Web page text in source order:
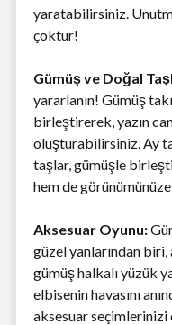
yaratabilirsiniz.
çoktur!
Gümüş ve Doğal
yararlanın! Gümüş
birleştirerek, yazın
oluşturabilirsiniz. Ay
taşlar, gümüşle
hem de
Aksesuar Oyunu:
güzel yanlarından
gümüş halkalı yüzük
elbisenin havasını
aksesuar seçimlerinizi